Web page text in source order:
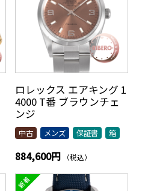
ロレックス エアキング 1
4000 T番 ブラウンチェ
ンジ
中古 メンズ 保証書 箱
884,600円 （税込）